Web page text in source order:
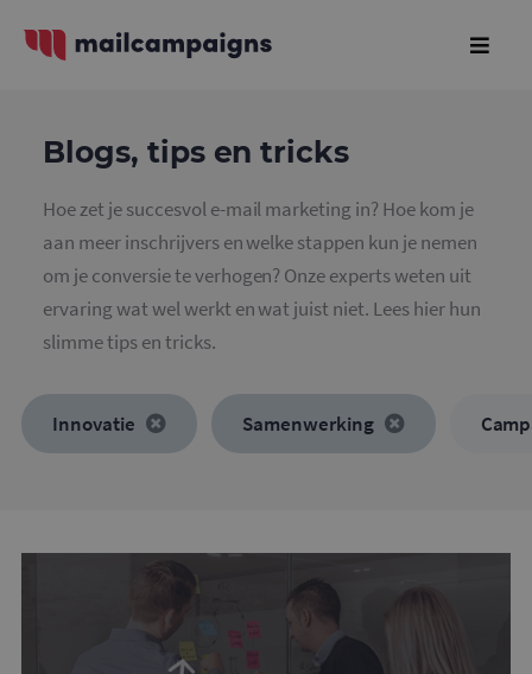
Blogs, tips en tricks
Hoe zet je succesvol e-mail marketing in? Hoe kom je
aan meer inschrijvers en welke stappen kun je nemen
om je conversie te verhogen? Onze experts weten uit
ervaring wat wel werkt en wat juist niet. Lees hier hun
slimme tips en tricks.
Innovatie Samenwerking